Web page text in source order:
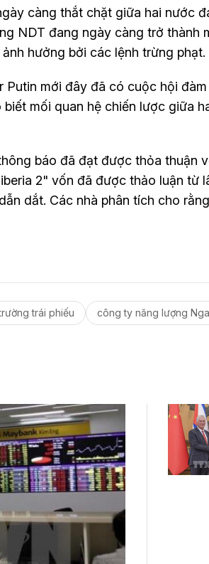
càng thắt chặt giữa hai nước
NDT đang ngày càng trở thành
hưởng bởi các lệnh trừng phạt.
Putin mới đây đã có cuộc hội
biết mối quan hệ chiến lược giữa
báo đã đạt được thỏa thuận
2" vốn đã được thảo luận từ
dắt. Các nhà phân tích cho
trái phiếu công ty năng lượng Nga